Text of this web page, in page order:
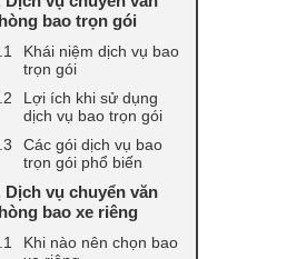
bao trọn gói
Khái niệm dịch vụ bao
trọn gói
Lợi ích khi sử dụng
dịch vụ bao trọn gói
Các gói dịch vụ bao
trọn gói phổ biến
Dịch vụ chuyển văn
bao xe riêng
Khi nào nên chọn bao